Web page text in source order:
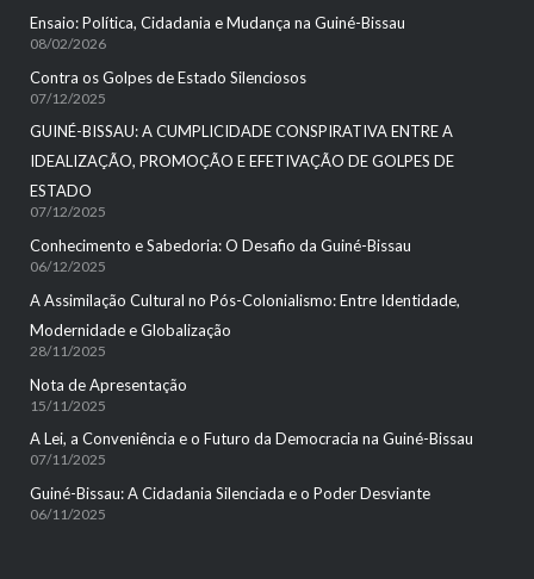
Ensaio: Política, Cidadania e Mudança na Guiné-Bissau
08/02/2026
Contra os Golpes de Estado Silenciosos
07/12/2025
GUINÉ-BISSAU: A CUMPLICIDADE CONSPIRATIVA ENTRE A
IDEALIZAÇÃO, PROMOÇÃO E EFETIVAÇÃO DE GOLPES DE
ESTADO
07/12/2025
Conhecimento e Sabedoria: O Desafio da Guiné-Bissau
06/12/2025
A Assimilação Cultural no Pós-Colonialismo: Entre Identidade,
Modernidade e Globalização
28/11/2025
Nota de Apresentação
15/11/2025
A Lei, a Conveniência e o Futuro da Democracia na Guiné-Bissau
07/11/2025
Guiné-Bissau: A Cidadania Silenciada e o Poder Desviante
06/11/2025